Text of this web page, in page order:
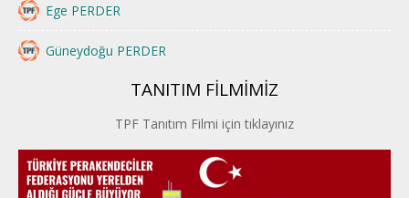
Ege PERDER
Güneydoğu PERDER
İstanbul PERDER
İpek Yolu PERDER
Kayseri PERDER
TANITIM FİLMİMİZ
TPF Tanıtım Filmi için tıklayınız